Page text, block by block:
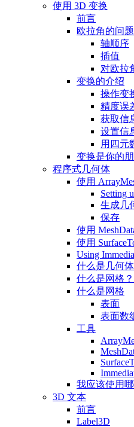
使用 3D 变换
前言
欧拉角的问题
轴顺序
插值
对欧拉
变换的介绍
操作变
精度误
获取信
设置信
用四元
变换是你的
程序式几何体
使用
Setting
生成几
保存
使用
使用
Using
什么是几何体
什么是网格？
什么是网格
表面
表面数
工具
我应该使用
3D 文本
前言
Label3D